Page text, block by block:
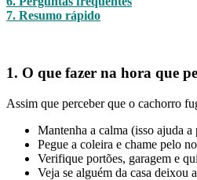
7. Resumo rápido
1. O que fazer na hora que
Assim que perceber que o cachorro
Mantenha a calma (isso ajuda a
Pegue a coleira e chame pelo
Verifique portões, garagem e
Veja se alguém da casa deixou